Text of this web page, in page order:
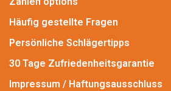
Häufig gestellte Fragen
Persönliche Schlägertipps
30 Tage Zufriedenheitsgarantie
Impressum / Haftungsausschluss